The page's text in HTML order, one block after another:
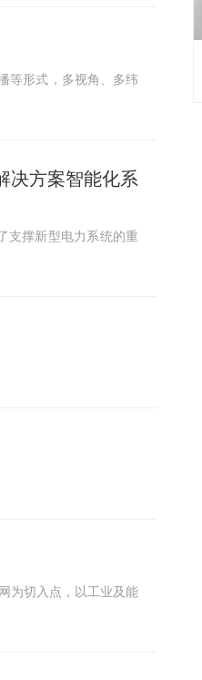
等形式，多视角、多纬
决方案智能化系
支撑新型电力系统的重
为切入点，以工业及能